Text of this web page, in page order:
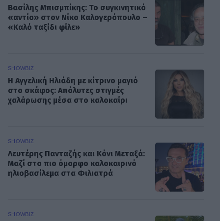
Βασίλης Μπισμπίκης: Το συγκινητικό
«αντίο» στον Νίκο Καλογερόπουλο –
«Καλό ταξίδι φίλε»
SHOWBIZ
Η Αγγελική Ηλιάδη με κίτρινο μαγιό
στο σκάφος: Απόλυτες στιγμές
χαλάρωσης μέσα στο καλοκαίρι
SHOWBIZ
Λευτέρης Πανταζής και Κόνι Μεταξά:
Μαζί στο πιο όμορφο καλοκαιρινό
ηλιοβασίλεμα στα Φιλιατρά
SHOWBIZ